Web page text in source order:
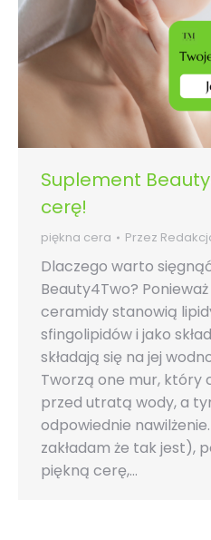
Suplement
cerę!
piękna cera Przez
Dlaczego warto
Beauty4Two?
ceramidy stanowią
sfingolipidów i jako
składają się na jej
Tworzą one mur, który
przed utratą wody, a
odpowiednie
zakładam że tak jest),
piękną cerę,…